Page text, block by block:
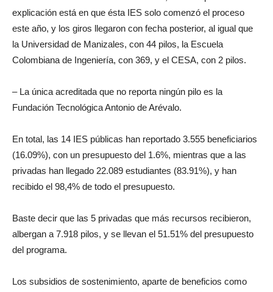
explicación está en que ésta IES solo comenzó el proceso
este año, y los giros llegaron con fecha posterior, al igual que
la Universidad de Manizales, con 44 pilos, la Escuela
Colombiana de Ingeniería, con 369, y el CESA, con 2 pilos.
– La única acreditada que no reporta ningún pilo es la
Fundación Tecnológica Antonio de Arévalo.
En total, las 14 IES públicas han reportado 3.555 beneficiarios
(16.09%), con un presupuesto del 1.6%, mientras que a las
privadas han llegado 22.089 estudiantes (83.91%), y han
recibido el 98,4% de todo el presupuesto.
Baste decir que las 5 privadas que más recursos recibieron,
albergan a 7.918 pilos, y se llevan el 51.51% del presupuesto
del programa.
Los subsidios de sostenimiento, aparte de beneficios como